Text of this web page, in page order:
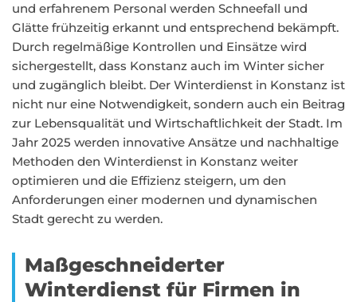
und erfahrenem Personal werden Schneefall und
Glätte frühzeitig erkannt und entsprechend bekämpft.
Durch regelmäßige Kontrollen und Einsätze wird
sichergestellt, dass Konstanz auch im Winter sicher
und zugänglich bleibt. Der Winterdienst in Konstanz ist
nicht nur eine Notwendigkeit, sondern auch ein Beitrag
zur Lebensqualität und Wirtschaftlichkeit der Stadt. Im
Jahr 2025 werden innovative Ansätze und nachhaltige
Methoden den Winterdienst in Konstanz weiter
optimieren und die Effizienz steigern, um den
Anforderungen einer modernen und dynamischen
Stadt gerecht zu werden.
Maßgeschneiderter
Winterdienst für Firmen in